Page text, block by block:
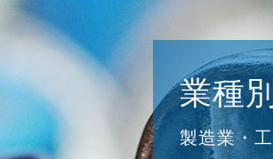
業種
製造業・